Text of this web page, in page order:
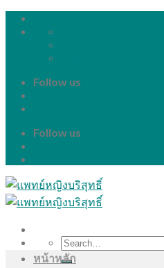
Skip
Follow us
Follow us
Search
for:
หน้าหลัก